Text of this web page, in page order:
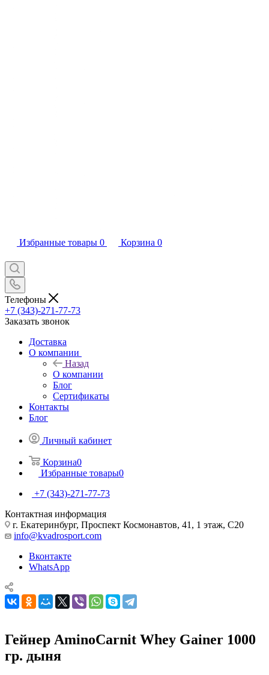
Избранные товары 0 Корзина 0
Телефоны
+7 (343)-271-77-73
Заказать звонок
Доставка
О компании
Назад
О компании
Блог
Сертификаты
Контакты
Блог
Личный кабинет
Корзина0
Избранные товары0
+7 (343)-271-77-73
Контактная информация
г. Екатеринбург, Проспект Космонавтов, 41, 1 этаж, С20
info@kvadrosport.com
Вконтакте
WhatsApp
Гейнер AminoCarnit Whey Gainer 1000
гр. дыня